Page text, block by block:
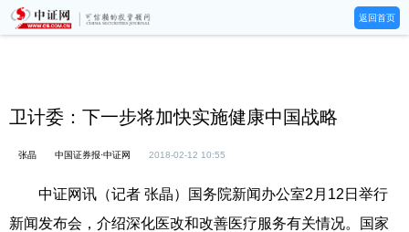
返回首页
卫计委：下一步将加快实施健康中国战略
张晶 中国证券报·中证网 2018-02-12 10:55
中证网讯（记者 张晶）国务院新闻办公室2月12日举行
新闻发布会，介绍深化医改和改善医疗服务有关情况。国家